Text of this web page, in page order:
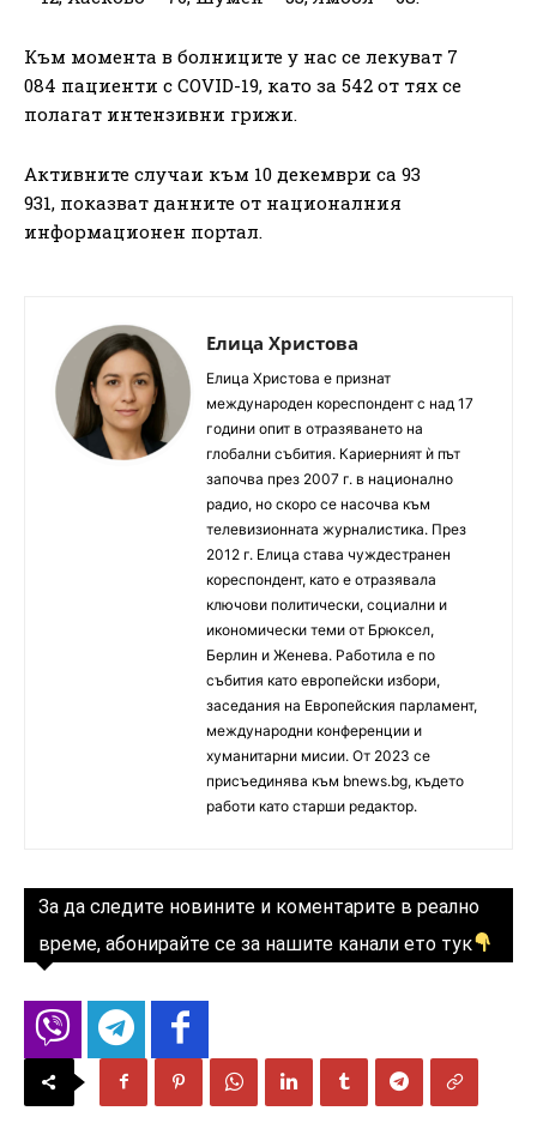
Към момента в болниците у нас се лекуват 7
084 пациенти с COVID-19, като за 542 от тях се
полагат интензивни грижи.
Активните случаи към 10 декември са 93
931, показват данните от националния
информационен портал.
Елица Христова
Елица Христова е признат
международен кореспондент с над 17
години опит в отразяването на
глобални събития. Кариерният ѝ път
започва през 2007 г. в национално
радио, но скоро се насочва към
телевизионната журналистика. През
2012 г. Елица става чуждестранен
кореспондент, като е отразявала
ключови политически, социални и
икономически теми от Брюксел,
Берлин и Женева. Работила е по
събития като европейски избори,
заседания на Европейския парламент,
международни конференции и
хуманитарни мисии. От 2023 се
присъединява към bnews.bg, където
работи като старши редактор.
За да следите новините и коментарите в реално
време, абонирайте се за нашите канали ето тук